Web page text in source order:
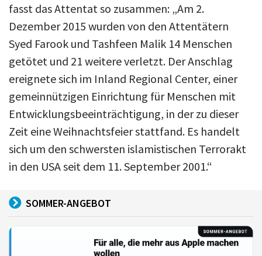
fasst das Attentat so zusammen: „Am 2.
Dezember 2015 wurden von den Attentätern
Syed Farook und Tashfeen Malik 14 Menschen
getötet und 21 weitere verletzt. Der Anschlag
ereignete sich im Inland Regional Center, einer
gemeinnützigen Einrichtung für Menschen mit
Entwicklungsbeeinträchtigung, in der zu dieser
Zeit eine Weihnachtsfeier stattfand. Es handelt
sich um den schwersten islamistischen Terrorakt
in den USA seit dem 11. September 2001.“
SOMMER-ANGEBOT